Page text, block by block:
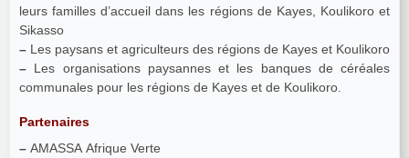
leurs familles d’accueil dans les régions de Kayes, Koulikoro et
Sikasso
– Les paysans et agriculteurs des régions de Kayes et Koulikoro
– Les organisations paysannes et les banques de céréales
communales pour les régions de Kayes et de Koulikoro.
Partenaires
– AMASSA Afrique Verte